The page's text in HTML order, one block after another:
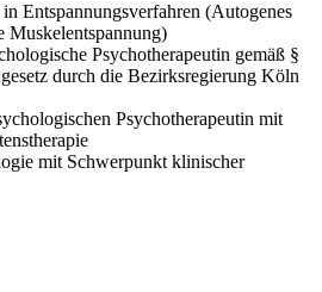
Entspannungsverfahren (Autogenes
Muskelentspannung)
Psychotherapeutin gemäß §
durch die Bezirksregierung Köln
Psychotherapeutin mit
mit Schwerpunkt klinischer